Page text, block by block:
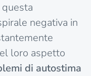
negativa in
loro aspetto
di autostima